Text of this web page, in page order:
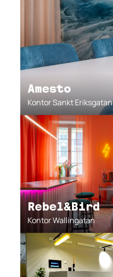
Amesto
Kontor Sankt Eriksgatan
Rebel&Bird
Kontor Wallingatan